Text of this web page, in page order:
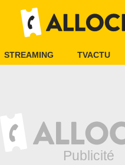
STREAMING TVACTU